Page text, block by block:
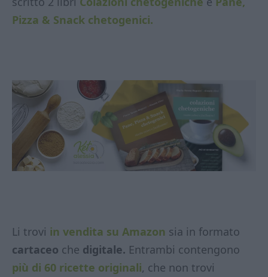
Pizza & Snack chetogenici.
Li trovi in vendita su Amazon sia in formato
cartaceo che digitale. Entrambi contengono
più di 60 ricette originali, che non trovi